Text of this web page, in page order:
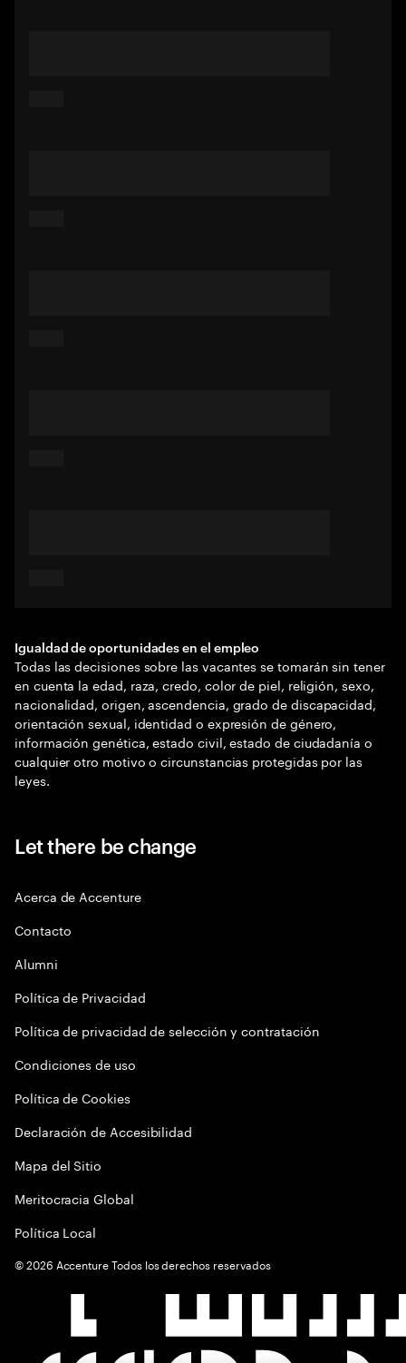
Igualdad de oportunidades en el empleo
Todas las decisiones sobre las vacantes se tomarán sin tener
en cuenta la edad, raza, credo, color de piel, religión, sexo,
nacionalidad, origen, ascendencia, grado de discapacidad,
orientación sexual, identidad o expresión de género,
información genética, estado civil, estado de ciudadanía o
cualquier otro motivo o circunstancias protegidas por las
leyes.
Let there be change
Acerca de Accenture
Contacto
Alumni
Política de Privacidad
Política de privacidad de selección y contratación
Condiciones de uso
Política de Cookies
Declaración de Accesibilidad
Mapa del Sitio
Meritocracia Global
Política Local
©2026 Accenture Todos los derechos reservados